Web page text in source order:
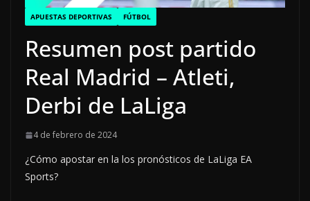
APUESTAS DEPORTIVAS FÚTBOL
Resumen post partido
Real Madrid – Atleti,
Derbi de LaLiga
4 de febrero de 2024
¿Cómo apostar en la los pronósticos de LaLiga EA
Sports?